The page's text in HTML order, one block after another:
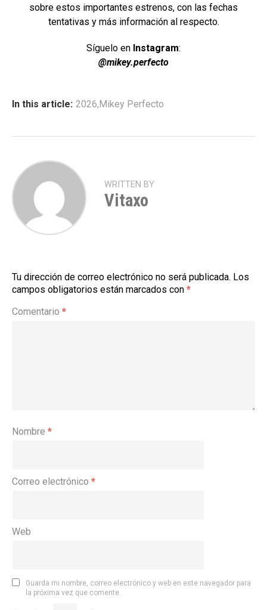
sobre estos importantes estrenos, con las fechas
tentativas y más información al respecto.
Síguelo en Instagram:
@mikey.perfecto
In this article: 2026, Mikey Perfecto
WRITTEN BY
Vitaxo
Tu dirección de correo electrónico no será publicada. Los
campos obligatorios están marcados con *
Comentario *
Nombre *
Correo electrónico *
Web
Guarda mi nombre, correo electrónico y web en este navegador para
la próxima vez que comente.